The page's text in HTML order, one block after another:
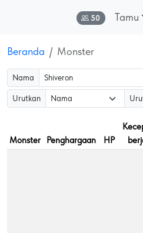
Online:
50 Tamu
Beranda Monster
Nama
Urutkan
Monster Penghargaan HP